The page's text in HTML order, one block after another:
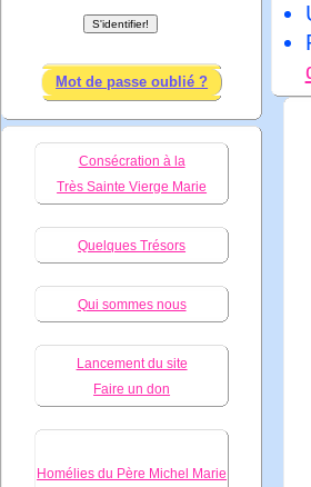
Mot de passe oublié ?
Consécration à la
Très Sainte Vierge Marie
Quelques Trésors
Qui sommes nous
Lancement du site
Faire un don
Homélies du Père Michel Marie